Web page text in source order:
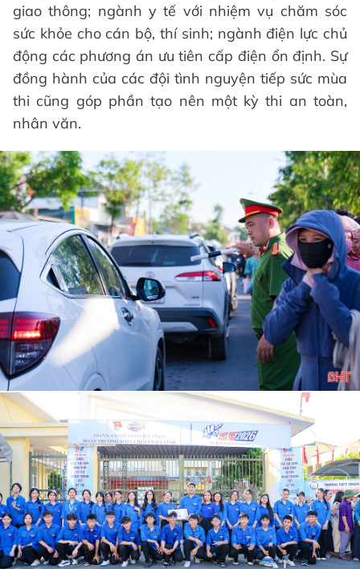
giao thông; ngành y tế với nhiệm vụ chăm sóc
sức khỏe cho cán bộ, thí sinh; ngành điện lực chủ
động các phương án ưu tiên cấp điện ổn định. Sự
đồng hành của các đội tình nguyện tiếp sức mùa
thi cũng góp phần tạo nên một kỳ thi an toàn,
nhân văn.